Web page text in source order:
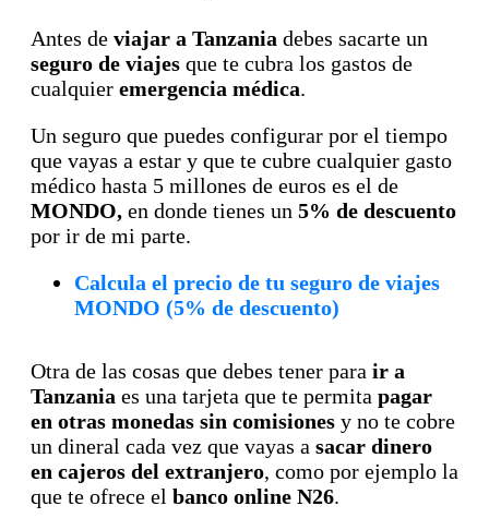
Antes de viajar a Tanzania debes sacarte un
seguro de viajes que te cubra los gastos de
cualquier emergencia médica.
Un seguro que puedes configurar por el tiempo
que vayas a estar y que te cubre cualquier gasto
médico hasta 5 millones de euros es el de
MONDO, en donde tienes un 5% de descuento
por ir de mi parte.
Calcula el precio de tu seguro de viajes
MONDO (5% de descuento)
Otra de las cosas que debes tener para ir a
Tanzania es una tarjeta que te permita pagar
en otras monedas sin comisiones y no te cobre
un dineral cada vez que vayas a sacar dinero
en cajeros del extranjero, como por ejemplo la
que te ofrece el banco online N26.